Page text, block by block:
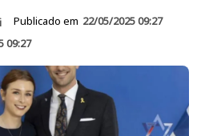
Publicado em 22/05/2025 09:27
09:27